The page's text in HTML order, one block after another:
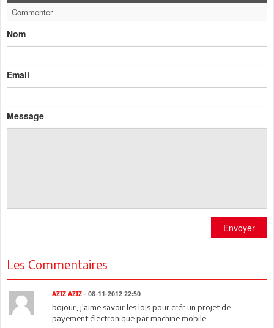
Commenter
Nom
Email
Message
Envoyer
Les Commentaires
AZIZ AZIZ - 08-11-2012 22:50
bojour, j'aime savoir les lois pour crér un projet de
payement électronique par machine mobile